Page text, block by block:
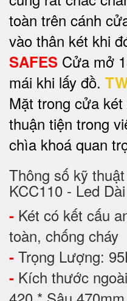
toàn trên cánh
vào thân két khi
SAFES Cửa mở
mái khi lấy đồ.
Mặt trong cửa
thuận tiện trong
chìa khoá quan
Thông số kỹ
KCC110 - Led Dài
- Két có kết cấu
toàn, chống cháy
- Trọng Lượng:
- Kích thước